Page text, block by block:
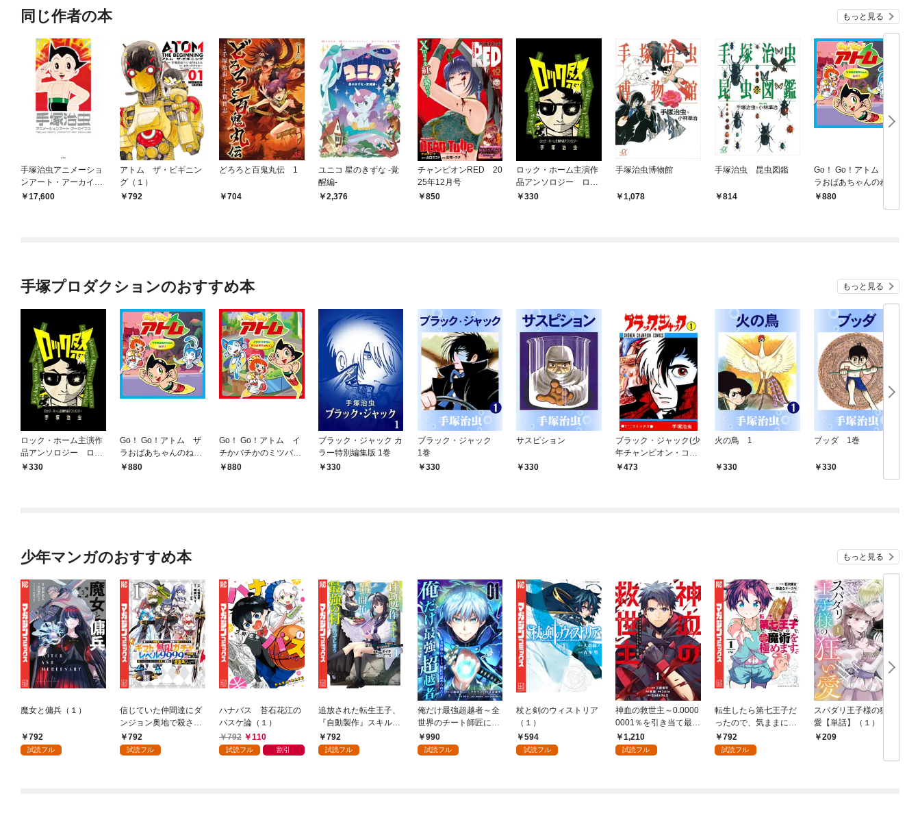
同じ作者の本 もっと見る
手塚治虫アニメーショ
ンアート・アーカイブ
ス17,600
アトム ザ・ビギニン
グ（１）
792
どろろと百鬼丸伝 1
704
ユニコ 星のきずな -覚
醒編-
2,376
チャンピオンRED 20
25年12月号
850
ロック・ホーム主演作
品アンソロジー ロッ
ク祭（フェスティバ
330
手塚治虫博物館
1,078
手塚治虫 昆虫図鑑
814
Go！ Go！アトム ザ
ラおばあちゃんのねが
い880
手塚プロダクションのおすすめ本 もっと見る
ロック・ホーム主演作
品アンソロジー ロッ
ク祭（フェスティバ
330
Go！ Go！アトム ザ
ラおばあちゃんのねが
い880
Go！ Go！アトム イ
チかバチかのミツバチ
ミッション
880
ブラック・ジャック カ
ラー特別編集版 1巻
330
ブラック・ジャック
1巻
330
サスピション
330
ブラック・ジャック(少
年チャンピオン・コミ
ックス) 1
473
火の鳥 1
330
ブッダ 1巻
330
少年マンガのおすすめ本 もっと見る
魔女と傭兵（１）
792
試読フル
信じていた仲間達にダ
ンジョン奥地で殺され
かけたがギフト『無限
ガチャ』でレベル９９
792
試読フル
ハナバス 苔石花江の
バスケ論（１）
792
110
試読フル 割引
追放された転生王子、
『自動製作』スキルで
領地を爆速で開拓し最
強の村を作ってしまう
792
試読フル
俺だけ最強超越者～全
世界のチート師匠に認
められた～【単行本】
（１）
990
試読フル
杖と剣のウィストリア
（１）
594
試読フル
神血の救世主～0.0000
0001％を引き当て最強
へ～【電子書籍特典
付】（１）
1,210
試読フル
転生したら第七王子だ
ったので、気ままに魔
術を極めます（１）
792
試読フル
スパダリ王子様の狂い
愛【単話】（１）
209